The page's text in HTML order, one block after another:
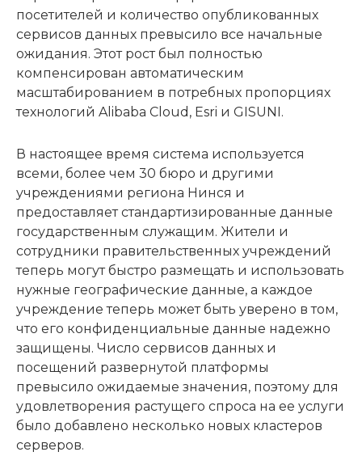
посетителей и количество опубликованных
сервисов данных превысило все начальные
ожидания. Этот рост был полностью
компенсирован автоматическим
масштабированием в потребных пропорциях
технологий Alibaba Cloud, Esri и GISUNI.
В настоящее время система используется
всеми, более чем 30 бюро и другими
учреждениями региона Нинся и
предоставляет стандартизированные данные
государственным служащим. Жители и
сотрудники правительственных учреждений
теперь могут быстро размещать и использовать
нужные географические данные, а каждое
учреждение теперь может быть уверено в том,
что его конфиденциальные данные надежно
защищены. Число сервисов данных и
посещений развернутой платформы
превысило ожидаемые значения, поэтому для
удовлетворения растущего спроса на ее услуги
было добавлено несколько новых кластеров
серверов.